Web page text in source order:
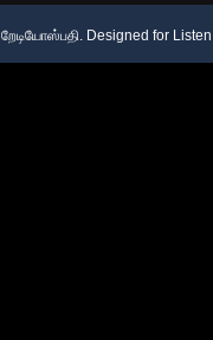
றேடியோஸ்பதி. Designed for